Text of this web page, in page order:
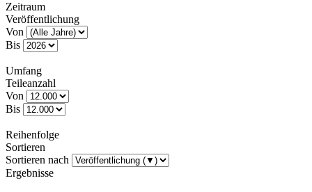
Zeitraum
Veröffentlichung
Von
Bis
Umfang
Teileanzahl
Von
Bis
Reihenfolge
Sortieren
Sortieren nach
Ergebnisse